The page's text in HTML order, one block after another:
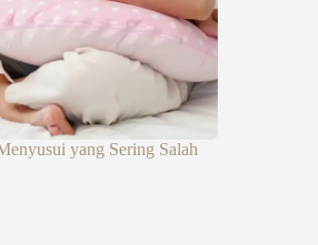
yang Sering Salah